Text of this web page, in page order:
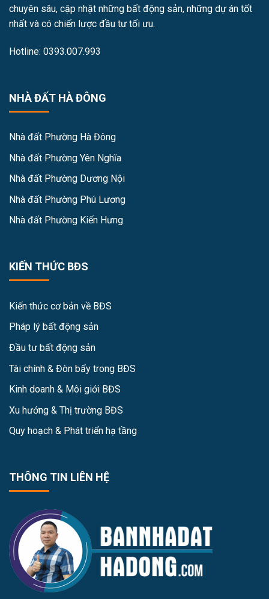
chuyên sâu, cập nhật những bất động sản, những dự án tốt
nhất và có chiến lược đầu tư tối ưu.
Hotline: 0393.007.993
NHÀ ĐẤT HÀ ĐÔNG
Nhà đất Phường Hà Đông
Nhà đất Phường Yên Nghĩa
Nhà đất Phường Dương Nội
Nhà đất Phường Phú Lương
Nhà đất Phường Kiến Hưng
KIẾN THỨC BĐS
Kiến thức cơ bản về BĐS
Pháp lý bất động sản
Đầu tư bất động sản
Tài chính & Đòn bẩy trong BĐS
Kinh doanh & Môi giới BĐS
Xu hướng & Thị trường BĐS
Quy hoạch & Phát triển hạ tầng
THÔNG TIN LIÊN HỆ